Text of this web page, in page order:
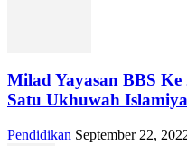
Milad Yayasan BBS
Satu Ukhuwah
Pendidikan September 22,